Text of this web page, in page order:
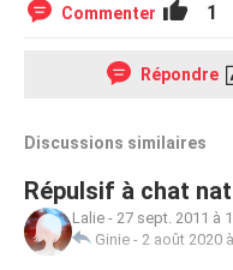
Commenter 1
Répondre
Discussions similaires
Répulsif à chat
Lalie - 27 sept. 2011 à
Ginie - 2 août 2020